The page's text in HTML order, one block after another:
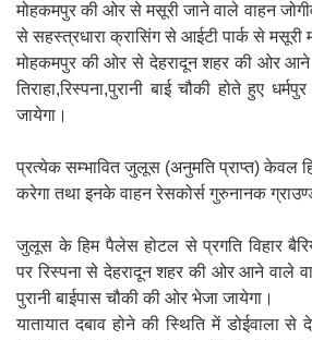
मोहकमपुर की ओर से मसूरी जाने वाले वाहन
से सहस्त्रधारा क्रासिंग से आईटी पार्क से मसूरी
मोहकमपुर की ओर से देहरादून शहर की ओर आने
तिराहा,रिस्पना,पुरानी बाई चौकी होते हुए
जायेगा।
प्रत्येक सम्भावित जुलूस (अनुमति प्राप्त) केवल
करेगा तथा इनके वाहन रेसकोर्स गुरुनानक
जुलूस के हिम पैलेस होटल से प्रगति विहार
पर रिस्पना से देहरादून शहर की ओर आने वाले
पुरानी बाईपास चौकी की ओर भेजा जायेगा।
यातायात दबाव होने की स्थिति में डोईवाला